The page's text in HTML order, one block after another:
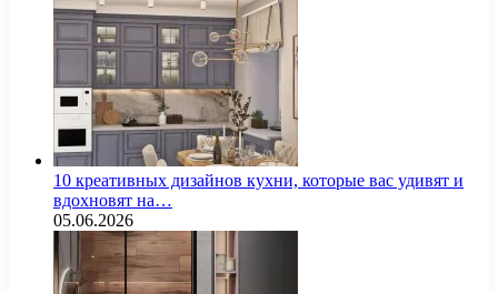
10 креативных дизайнов кухни, которые вас удивят и
вдохновят на…
05.06.2026